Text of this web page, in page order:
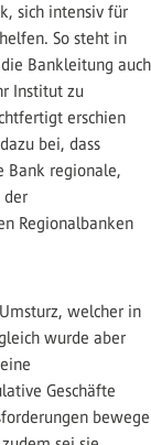
sich intensiv für
So steht in
Bankleitung auch
Institut zu
erschien
bei, dass
Bank regionale,
der
Regionalbanken
welcher in
wurde aber
Geschäfte
bewege